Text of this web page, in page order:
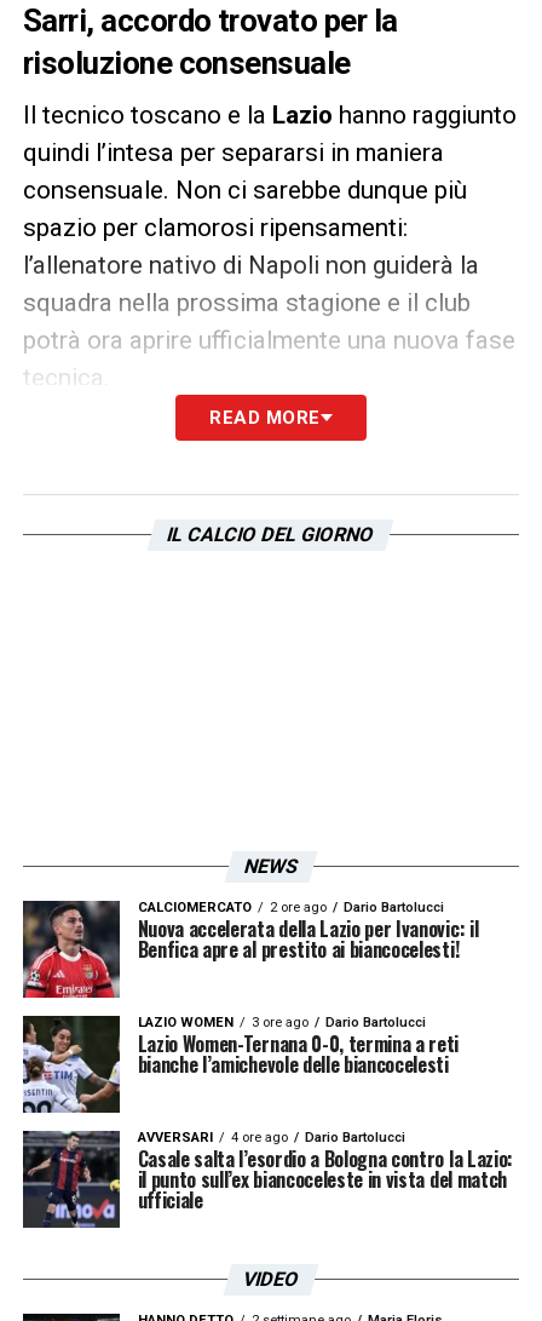
Sarri, accordo trovato per la
risoluzione consensuale
Il tecnico toscano e la Lazio hanno raggiunto
quindi l’intesa per separarsi in maniera
consensuale. Non ci sarebbe dunque più
spazio per clamorosi ripensamenti:
l’allenatore nativo di Napoli non guiderà la
squadra nella prossima stagione e il club
potrà ora aprire ufficialmente una nuova fase
tecnica.
Sarriapre inevitabilmente il tema
l’ambiente, ridare identità alla squadra e
comunicato ufficiale atteso nelle prossime
ore chiuderà definitivamente il capitolo
e darà il via al nuovo corso biancoceleste.
L’esperienza di
resterà legata a momenti importanti, ma
anche a un finale amaro. La separazione
consensuale certifica la volontà comune di
interrompere il rapporto senza ulteriori
strappi. Ora la società capitolina dovrà
guardare avanti: il dopo
READ MORE
IL CALCIO DEL GIORNO
NEWS
CALCIOMERCATO 2 ore ago Dario Bartolucci
Nuova accelerata della Lazio per Ivanovic: il
Benfica apre al prestito ai biancocelesti!
LAZIO WOMEN 3 ore ago Dario Bartolucci
Lazio Women-Ternana 0-0, termina a reti
bianche l’amichevole delle biancocelesti
AVVERSARI 4 ore ago Dario Bartolucci
Casale salta l’esordio a Bologna contro la Lazio:
il punto sull’ex biancoceleste in vista del match
ufficiale
VIDEO